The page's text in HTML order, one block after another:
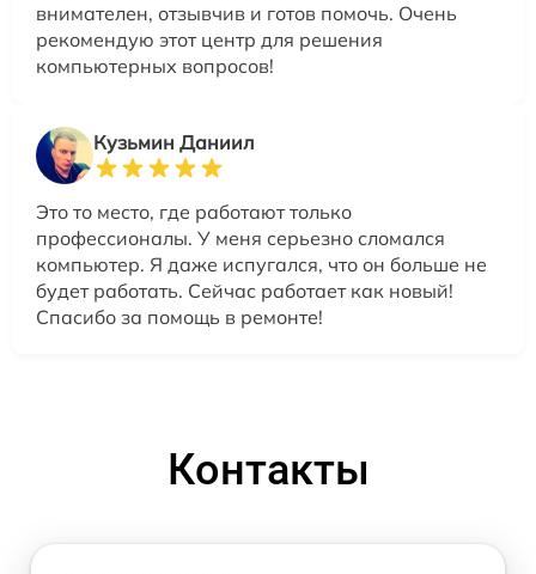
внимателен, отзывчив и готов помочь. Очень
рекомендую этот центр для решения
компьютерных вопросов!
Кузьмин Даниил
Это то место, где работают только
профессионалы. У меня серьезно сломался
компьютер. Я даже испугался, что он больше не
будет работать. Сейчас работает как новый!
Спасибо за помощь в ремонте!
Контакты